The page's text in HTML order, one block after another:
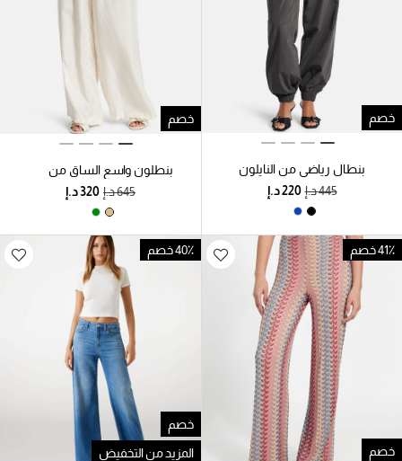
خصم
بنطال رياضي من النايلون
⁦445⁩ د.إ
⁦220⁩ د.إ
خصم
بنطلون واسع الساق من
قماش التويل
41٪ خصم
خصم
40٪ خصم
خصم
المزيد من التخفيض